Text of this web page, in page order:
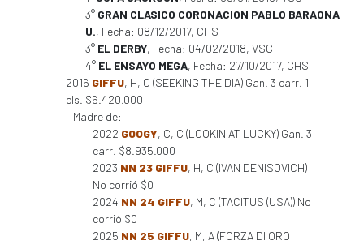
3° GRAN CLASICO CORONACION PABLO BARAONA
U., Fecha: 08/12/2017, CHS
3° EL DERBY, Fecha: 04/02/2018, VSC
4° EL ENSAYO MEGA, Fecha: 27/10/2017, CHS
2016 GIFFU, H, C (SEEKING THE DIA) Gan. 3 carr. 1
cls. $6.420.000
Madre de:
2022 GOOGY, C, C (LOOKIN AT LUCKY) Gan. 3
carr. $8.935.000
2023 NN 23 GIFFU, H, C (IVAN DENISOVICH)
No corrió $0
2024 NN 24 GIFFU, M, C (TACITUS (USA)) No
corrió $0
2025 NN 25 GIFFU, M, A (FORZA DI ORO